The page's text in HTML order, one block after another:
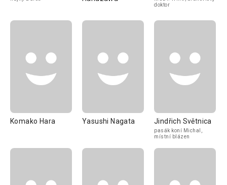
doktor
Komako Hara Yasushi Nagata Jindřich Světnica
pasák koní Michal,
místní blázen